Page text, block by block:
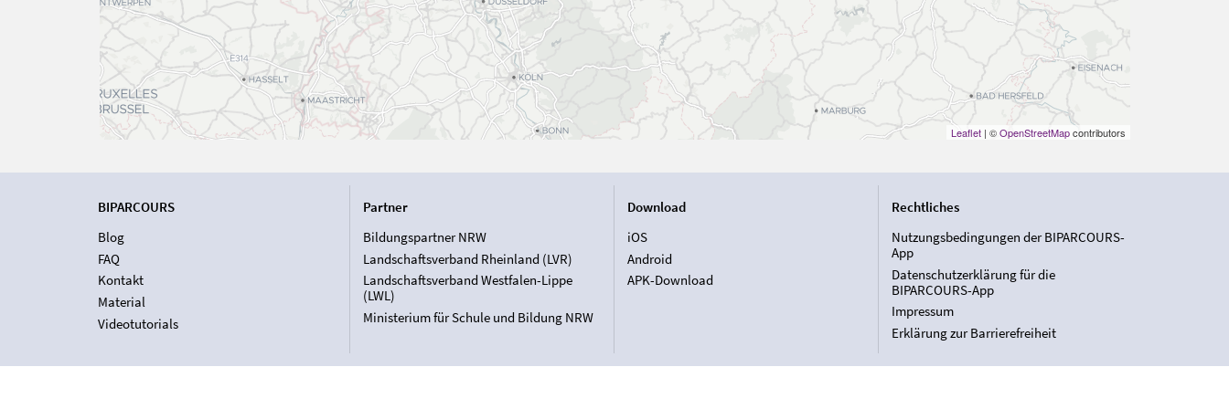
Leaflet| ©OpenStreetMapcontributors
BIPARCOURS
Blog
FAQ
Kontakt
Material
Videotutorials
Partner
Bildungspartner NRW
Landschaftsverband Rheinland (LVR)
Landschaftsverband Westfalen-Lippe
(LWL)
Ministerium für Schule und Bildung NRW
Download
iOS
Android
APK-Download
Rechtliches
Nutzungsbedingungen der BIPARCOURS-
App
Datenschutzerklärung für die
BIPARCOURS-App
Impressum
Erklärung zur Barrierefreiheit